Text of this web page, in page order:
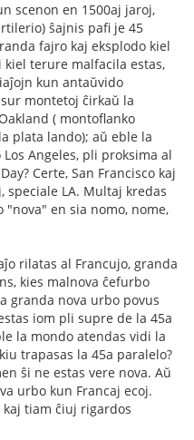
scenon en 1500aj jaroj,
ŝajnis pafi je 45
fajro kaj eksplodo kiel
terure malfacila estas,
kun antaŭvido
montetoj ĉirkaŭ la
( montoflanko
plata lando); aŭ eble la
Angeles, pli proksima al
Certe, San Francisco kaj
speciale LA. Multaj kredas
en sia nomo, nome,
rilatas al Francujo, granda
kies malnova ĉefurbo
granda nova urbo povus
iom pli supre de la 45a
la mondo atendas vidi la
trapasas la 45a paralelo?
ŝi ne estas vere nova. Aŭ
urbo kun Francaj ecoj.
kaj tiam ĉiuj rigardos